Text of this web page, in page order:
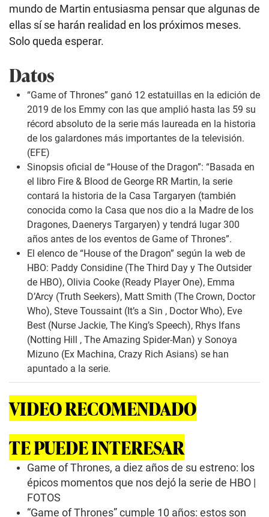
mundo de Martin entusiasma pensar que algunas de
ellas sí se harán realidad en los próximos meses.
Solo queda esperar.
Datos
“Game of Thrones” ganó 12 estatuillas en la edición de
2019 de los Emmy con las que amplió hasta las 59 su
récord absoluto de la serie más laureada en la historia
de los galardones más importantes de la televisión.
(EFE)
Sinopsis oficial de “House of the Dragon”: “Basada en
el libro Fire & Blood de George RR Martin, la serie
contará la historia de la Casa Targaryen (también
conocida como la Casa que nos dio a la Madre de los
Dragones, Daenerys Targaryen) y tendrá lugar 300
años antes de los eventos de Game of Thrones”.
El elenco de “House of the Dragon” según la web de
HBO: Paddy Considine (The Third Day y The Outsider
de HBO), Olivia Cooke (Ready Player One), Emma
D’Arcy (Truth Seekers), Matt Smith (The Crown, Doctor
Who), Steve Toussaint (It’s a Sin , Doctor Who), Eve
Best (Nurse Jackie, The King’s Speech), Rhys Ifans
(Notting Hill , The Amazing Spider-Man) y Sonoya
Mizuno (Ex Machina, Crazy Rich Asians) se han
apuntado a la serie.
VIDEO RECOMENDADO
TE PUEDE INTERESAR
Game of Thrones, a diez años de su estreno: los
épicos momentos que nos dejó la serie de HBO |
FOTOS
“Game of Thrones” cumple 10 años: estos son